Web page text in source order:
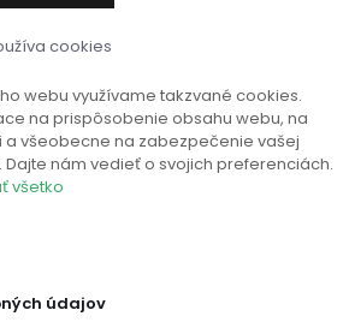
cookies
webu využívame takzvané cookies.
na prispôsobenie obsahu webu, na
a všeobecne na zabezpečenie vašej
nám vedieť o svojich preferenciách.
všetko
údajov